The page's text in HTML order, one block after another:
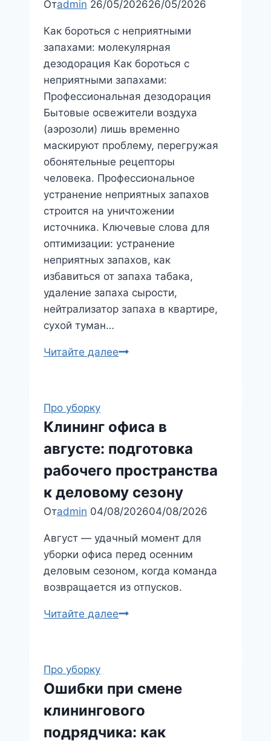
Отadmin 26/05/202626/05/2026
Как бороться с неприятными
запахами: молекулярная
дезодорация Как бороться с
неприятными запахами:
Профессиональная дезодорация
Бытовые освежители воздуха
(аэрозоли) лишь временно
маскируют проблему, перегружая
обонятельные рецепторы
человека. Профессиональное
устранение неприятных запахов
строится на уничтожении
источника. Ключевые слова для
оптимизации: устранение
неприятных запахов, как
избавиться от запаха табака,
удаление запаха сырости,
нейтрализатор запаха в квартире,
сухой туман…
Читайте далее
Про уборку
Клининг офиса в
августе: подготовка
рабочего пространства
к деловому сезону
Отadmin 04/08/202604/08/2026
Август — удачный момент для
уборки офиса перед осенним
деловым сезоном, когда команда
возвращается из отпусков.
Читайте далееКлининг
рабочего
пространства
к
Про уборку
Ошибки при смене
клинингового
подрядчика: как